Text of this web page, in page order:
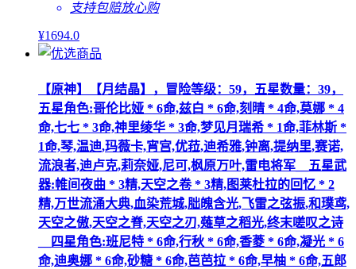
支持包赔放心购
¥1694.0
【原神】【月结晶】，冒险等级：59，五星数量：39，
五星角色:哥伦比娅 * 6命,兹白 * 6命,刻晴 * 4命,莫娜 * 4
命,七七 * 3命,神里绫华 * 3命,梦见月瑞希 * 1命,菲林斯 *
1命,琴,温迪,玛薇卡,宵宫,优菈,迪希雅,钟离,提纳里,赛诺,
流浪者,迪卢克,莉奈娅,尼可,枫原万叶,雷电将军__五星武
器:帷间夜曲 * 3精,天空之卷 * 3精,图莱杜拉的回忆 * 2
精,万世流涌大典,血染荒城,朏魄含光,飞雷之弦振,和璞鸢,
天空之傲,天空之脊,天空之刃,薙草之稻光,终末嗟叹之诗
__四星角色:班尼特 * 6命,行秋 * 6命,香菱 * 6命,凝光 * 6
命,迪奥娜 * 6命,砂糖 * 6命,芭芭拉 * 6命,早柚 * 6命,五郎